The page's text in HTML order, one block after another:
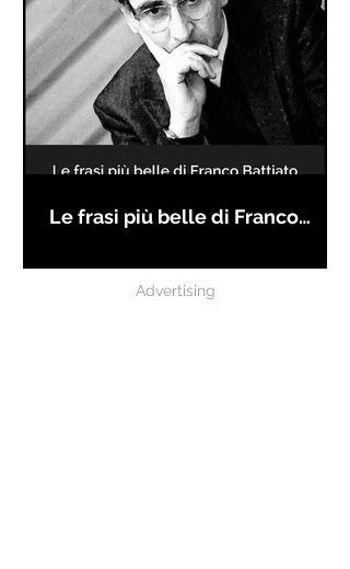
Le frasi più belle di Franco
Advertising